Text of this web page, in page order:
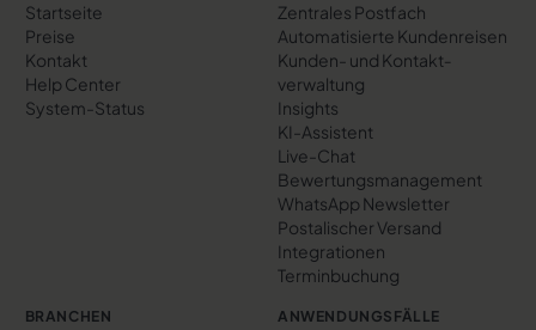
Startseite
Preise
Kontakt
Help Center
System-Status
Zentrales Postfach
Automatisierte Kundenreisen
Kunden- und Kontakt­
verwaltung
Insights
KI-Assistent
Live-Chat
Bewertungs­management
WhatsApp Newsletter
Postalischer Versand
Integrationen
Terminbuchung
BRANCHEN ANWENDUNGSFÄLLE